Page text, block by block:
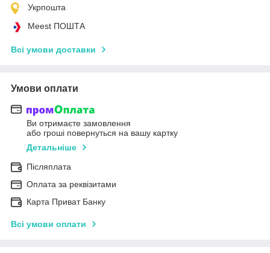
Укрпошта
Meest ПОШТА
Всі умови доставки
Умови оплати
Ви отримаєте замовлення
або гроші повернуться на вашу картку
Детальніше
Післяплата
Оплата за реквізитами
Карта Приват Банку
Всі умови оплати